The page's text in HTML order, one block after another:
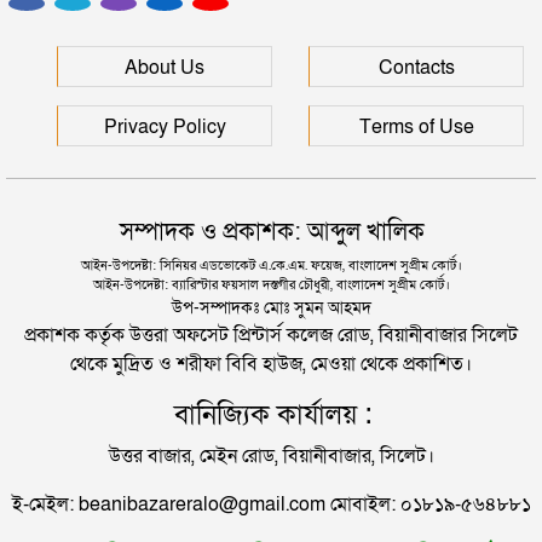
জকিগঞ্জে যে কারবার করতেন বাবু ও কামরুল
জকিগঞ্জ-শেওলা সড়ক থেকে আটক হাসিব
সিলেটের জকিগঞ্জ বেপোরোয়া তারা, ধরলো পুলিশ
সিলেটে আসেনি সালমান শাহ’র মরদেহ উত্তোলনের আদেশ
রাজধানীর মাদারটেক থেকে তরুণীর খণ্ডিত মাথা ও দুই হাত
উদ্ধার
দিল্লিতে শেখ হাসিনার বক্তব্য দেওয়া নিয়ে পররাষ্ট্র
মন্ত্রণালয়ের ক্ষোভ
সিলেটের সাবেক মন্ত্রী-এমপিরা কে কোথায়?
জুলাই আন্দোলন ছাত্র-জনতার বীরত্বের স্মারকস্তম্ভ:
বিয়ানীবাজারের ইউএনও
About Us Contacts
Privacy Policy Terms of Use
সম্পাদক ও প্রকাশক: আব্দুল খালিক
আইন-উপদেষ্টা: সিনিয়র এডভোকেট এ.কে.এম. ফয়েজ, বাংলাদেশ সুপ্রীম কোর্ট।
আইন-উপদেষ্টা: ব্যারিস্টার ফয়সাল দস্তগীর চৌধুরী, বাংলাদেশ সুপ্রীম কোর্ট।
উপ-সম্পাদকঃ মোঃ সুমন আহমদ
প্রকাশক কর্তৃক উত্তরা অফসেট প্রিন্টার্স কলেজ রোড, বিয়ানীবাজার সিলেট
থেকে মুদ্রিত ও শরীফা বিবি হাউজ, মেওয়া থেকে প্রকাশিত।
বানিজ্যিক কার্যালয় :
উত্তর বাজার, মেইন রোড, বিয়ানীবাজার, সিলেট।
ই-মেইল: beanibazareralo@gmail.com মোবাইল: ০১৮১৯-৫৬৪৮৮১